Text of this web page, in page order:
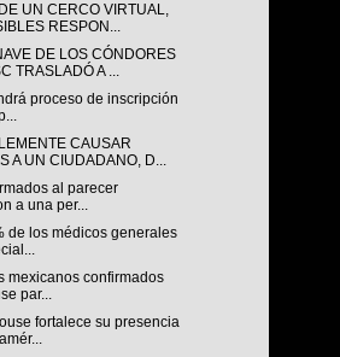
UN CERCO VIRTUAL,
RESPON...
DE LOS CÓNDORES
TRASLADÓ A ...
proceso de inscripción
CAUSAR
A UN CIUDADANO, D...
al parecer
a una per...
de los médicos generales
mexicanos confirmados
par...
fortalece su presencia